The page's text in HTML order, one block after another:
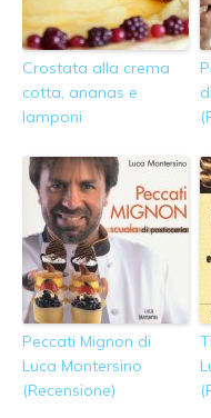
Crostata alla crema
cotta, ananas e
lamponi
Peccati Mignon di
Luca Montersino
(Recensione)